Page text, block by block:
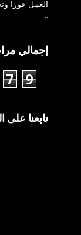
العمل فورا
..
إجمالي
7 9
تابعنا